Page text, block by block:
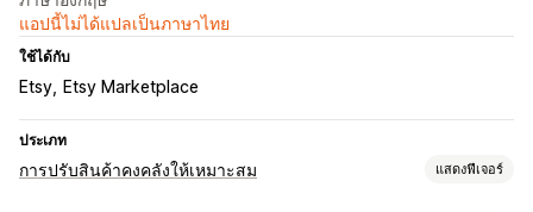
แอปนี้ไม่ได้แปลเป็นภาษาไทย
ใช้ได้กับ
Etsy Etsy Marketplace
ประเภท
การปรับสินค้าคงคลังให้เหมาะสม แสดงฟีเจอร์